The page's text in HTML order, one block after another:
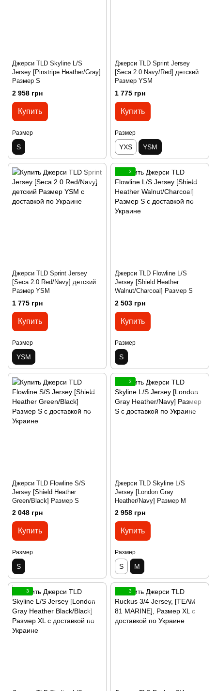
Джерси TLD Skyline L/S
Jersey [Pinstripe Heather/Gray]
Размер S
2 958 грн
Купить
Размер
S
Джерси TLD Sprint Jersey
[Seca 2.0 Navy/Red] детский
Размер YSM
1 775 грн
Купить
Размер
YXS YSM
Джерси TLD Sprint Jersey
[Seca 2.0 Red/Navy] детский
Размер YSM
1 775 грн
Купить
Размер
YSM
3
Джерси TLD Flowline L/S
Jersey [Shield Heather
Walnut/Charcoal] Размер S
2 503 грн
Купить
Размер
S
Джерси TLD Flowline S/S
Jersey [Shield Heather
Green/Black] Размер S
2 048 грн
Купить
Размер
S
3
Джерси TLD Skyline L/S
Jersey [London Gray
Heather/Navy] Размер M
2 958 грн
Купить
Размер
S M
3 3